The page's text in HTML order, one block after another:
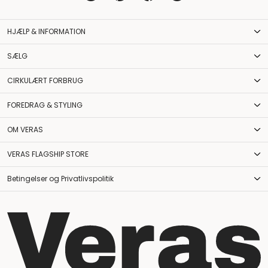
HJÆLP & INFORMATION
SÆLG
CIRKULÆRT FORBRUG
FOREDRAG & STYLING
OM VERAS
VERAS FLAGSHIP STORE
Betingelser og Privatlivspolitik